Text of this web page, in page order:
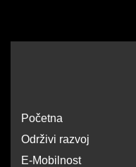
Početna
Održivi razvoj
E-Mobilnost